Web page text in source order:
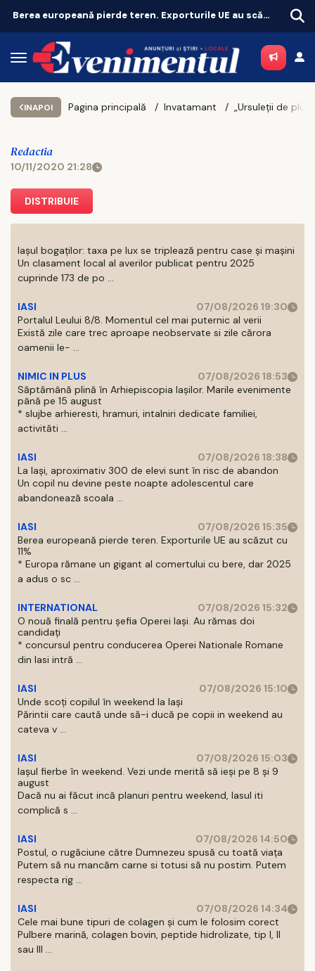
Berea europeană pierde teren. Exporturile UE au scăzut cu 11%
INAPOI Pagina principală Invatamant
Redactia
10/11/2020 21:28
DISTRIBUIE
Iașul bogaților: taxa pe lux se triplează pentru case și mașini
Un clasament local al averilor publicat pentru 2025
cuprinde 173 de po ...
IASI
07/08/2026 19:30
Portalul Leului 8/8. Momentul cel mai puternic al verii
Există zile care trec aproape neobservate si zile cărora
oamenii le- ...
NIMIC IN PLUS
07/08/2026 18:53
Săptămână plină în Arhiepiscopia Iașilor. Marile evenimente
până pe 15 august
* slujbe arhieresti, hramuri, intalniri dedicate familiei,
activităti ...
IASI
07/08/2026 18:38
La Iași, aproximativ 300 de elevi sunt în risc de abandon
Un copil nu devine peste noapte adolescentul care
abandonează scoala ...
IASI
07/08/2026 15:35
Berea europeană pierde teren. Exporturile UE au scăzut cu
11%
* Europa rămane un gigant al comertului cu bere, dar 2025
a adus o sc ...
INTERNATIONAL
07/08/2026 15:32
O nouă finală pentru șefia Operei Iași. Au rămas doi
candidați
* concursul pentru conducerea Operei Nationale Romane
din Iasi intră ...
IASI
07/08/2026 15:10
Unde scoți copilul în weekend la Iași
Părintii care caută unde să-i ducă pe copii in weekend au
cateva v ...
IASI
07/08/2026 15:03
Iașul fierbe în weekend. Vezi unde merită să ieși pe 8 și 9
august
Dacă nu ai făcut incă planuri pentru weekend, Iasul iti
complică s ...
IASI
07/08/2026 14:50
Postul, o rugăciune către Dumnezeu spusă cu toată viața
Putem să nu mancăm carne si totusi să nu postim. Putem
respecta rig ...
IASI
07/08/2026 14:34
Cele mai bune tipuri de colagen și cum le folosim corect
Pulbere marină, colagen bovin, peptide hidrolizate, tip I, II
sau III ...